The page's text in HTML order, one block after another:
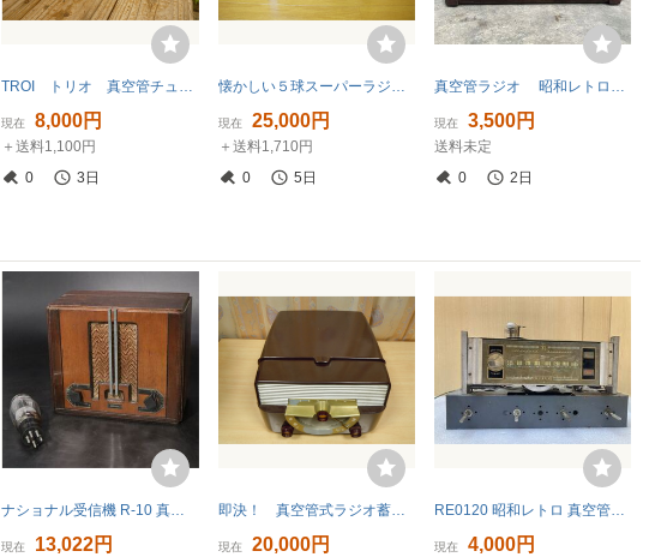
TROI トリオ 真空管チューナー AFX-４８
現在 8,000円
＋送料1,100円
0
3日
懐かしい５球スーパーラジオ◆整備品
現在 25,000円
＋送料1,710円
0
5日
真空管ラジオ 昭和レトロ アンティーク レトロ 当時物 ジャンク
現在 3,500円
送料未定
0
2日
ナショナル受信機 R-10 真空管ラジオ UY807 真空管 おまけ付 / 1930年代 松下無線株式会社 昭和レトロ .B2708
現在 13,022円
即決！ 真空管式ラジオ蓄音機 ZENITH MODEL R566 中古品
現在 20,000円
RE0120 昭和レトロ 真空管ラジオ NOBEL A-11 通電NG ジャンク品 現状品 1024
現在 4,000円